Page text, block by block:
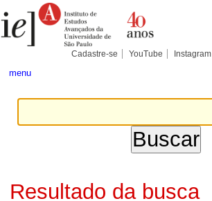
para
conteúdo.
Pessoais
Cadastre-se YouTube Instagram
menu
Resultado da busca